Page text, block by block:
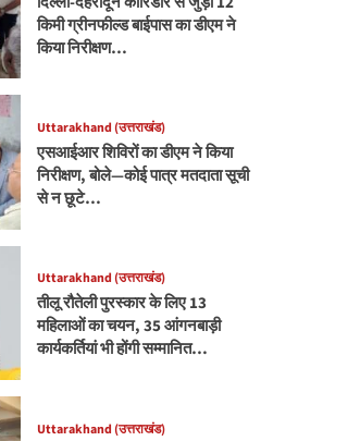
किमी ग्रीनफील्ड बाईपास का डीएम ने
किया निरीक्षण…
Uttarakhand (उत्तराखंड)
एसआईआर शिविरों का डीएम ने किया
निरीक्षण, बोले—कोई पात्र मतदाता सूची
से न छूटे…
Uttarakhand (उत्तराखंड)
तीलू रौतेली पुरस्कार के लिए 13
महिलाओं का चयन, 35 आंगनबाड़ी
कार्यकर्तियां भी होंगी सम्मानित…
Uttarakhand (उत्तराखंड)